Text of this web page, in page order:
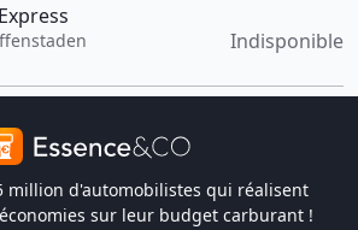
Indisponible
million d'automobilistes qui réalisent
sur leur budget carburant !